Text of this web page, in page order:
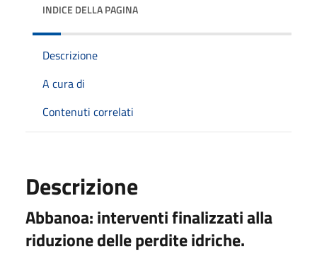
INDICE DELLA PAGINA
Descrizione
A cura di
Contenuti correlati
Descrizione
Abbanoa: interventi finalizzati alla
riduzione delle perdite idriche.